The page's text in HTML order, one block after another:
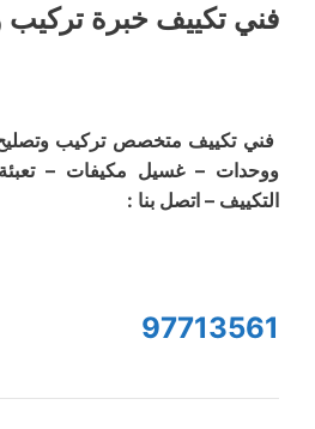
فني تكييف خبرة تركيب
فني تكييف متخصص تركيب
ووحدات – غسيل مكيفات –
التكييف – اتصل بنا :
97713561